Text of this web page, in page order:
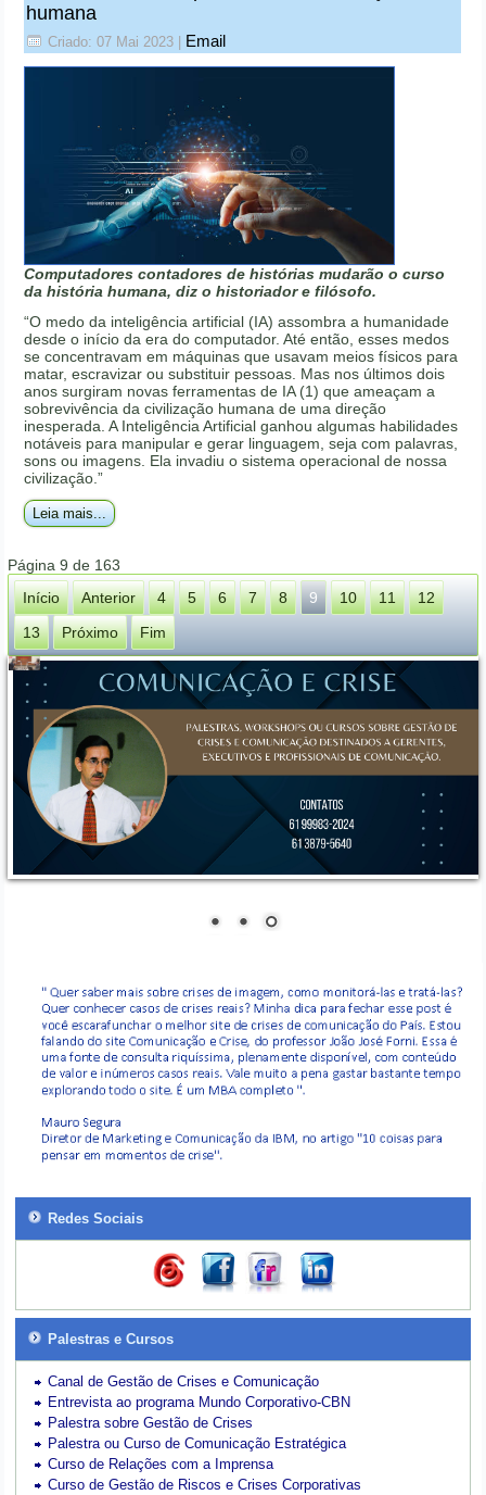
humana
Criado: 07 Mai 2023 Email
Computadores contadores de histórias mudarão o curso
da história humana, diz o historiador e filósofo.
“O medo da inteligência artificial (IA) assombra a humanidade
desde o início da era do computador. Até então, esses medos
se concentravam em máquinas que usavam meios físicos para
matar, escravizar ou substituir pessoas. Mas nos últimos dois
anos surgiram novas ferramentas de IA (1) que ameaçam a
sobrevivência da civilização humana de uma direção
inesperada. A Inteligência Artificial ganhou algumas habilidades
notáveis para manipular e gerar linguagem, seja com palavras,
sons ou imagens. Ela invadiu o sistema operacional de nossa
civilização.”
Leia mais...
Página 9 de 163
Início
Anterior 4 5 6 7 8 9 10 11
12
13
Próximo Fim
Redes Sociais
Palestras e Cursos
Canal de Gestão de Crises e Comunicação
Entrevista ao programa Mundo Corporativo-CBN
Palestra sobre Gestão de Crises
Palestra ou Curso de Comunicação Estratégica
Curso de Relações com a Imprensa
Curso de Gestão de Riscos e Crises Corporativas